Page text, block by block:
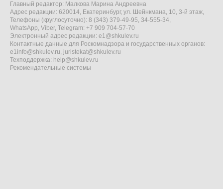
Главный редактор: Малкова Марина Андреевна
Адрес редакции: 620014, Екатеринбург, ул. Шейнкмана, 10, 3-й этаж,
Телефоны (круглосуточно): 8 (343) 379-49-95, 34-555-34,
WhatsApp, Viber, Telegram: +7 909 704-57-70
Электронный адрес редакции: e1@shkulev.ru
Контактные данные для Роскомнадзора и государственных органов:
e1info@shkulev.ru, juristekat@shkulev.ru
Техподдержка: help@shkulev.ru
Рекомендательные системы